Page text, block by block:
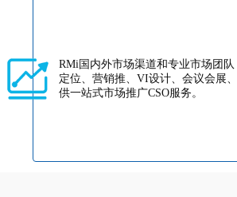
RMi国内外市场渠道和专业市场团
定位、营销推、VI设计、会议会展
供一站式市场推广CSO服务。